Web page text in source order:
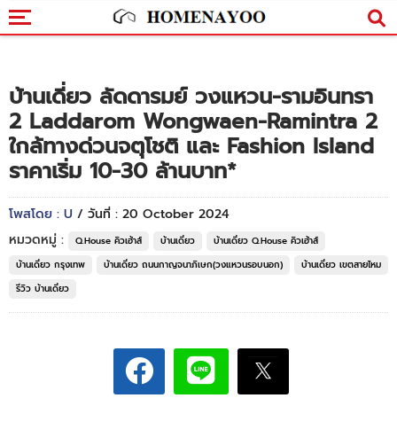
บ้านเดี่ยว ลัดดารมย์ วงแหวน-รามอินทรา
2 Laddarom Wongwaen-Ramintra 2
ใกล้ทางด่วนจตุโชติ และ Fashion Island
ราคาเริ่ม 10-30 ล้านบาท*
โพสโดย : U / วันที่ : 20 October 2024
หมวดหมู่ :
Q.House คิวเฮ้าส์ บ้านเดี่ยว
บ้านเดี่ยว Q.House คิวเฮ้าส์
บ้านเดี่ยว กรุงเทพ
บ้านเดี่ยว ถนนกาญจนาภิเษก(วงแหวนรอบนอก)
บ้านเดี่ยว เขตสายไหม
รีวิว บ้านเดี่ยว